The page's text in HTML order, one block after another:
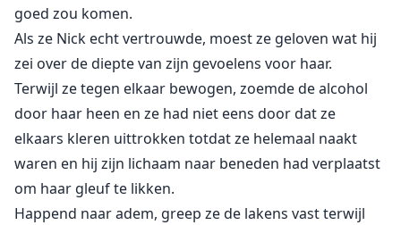
goed zou komen.
Als ze Nick echt vertrouwde, moest ze geloven wat hij
zei over de diepte van zijn gevoelens voor haar.
Terwijl ze tegen elkaar bewogen, zoemde de alcohol
door haar heen en ze had niet eens door dat ze
elkaars kleren uittrokken totdat ze helemaal naakt
waren en hij zijn lichaam naar beneden had verplaatst
om haar gleuf te likken.
Happend naar adem, greep ze de lakens vast terwijl